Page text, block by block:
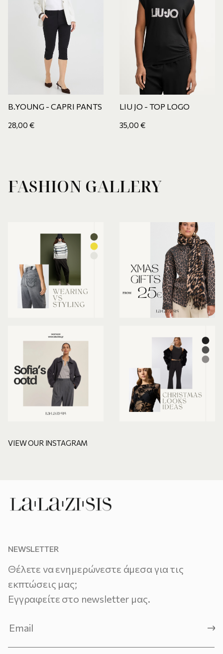
B.YOUNG - CAPRI PANTS
28,00 €
LIU JO - TOP LOGO
35,00 €
FASHION GALLERY
VIEW OUR INSTAGRAM
NEWSLETTER
Θέλετε να ενημερώνεστε άμεσα για τις
εκπτώσεις μας;
Εγγραφείτε στο newsletter μας.